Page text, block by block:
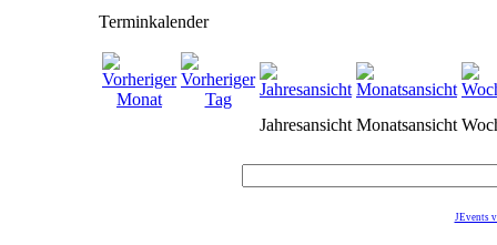
Terminkalender
Jahresansicht Monatsansicht
JEvents